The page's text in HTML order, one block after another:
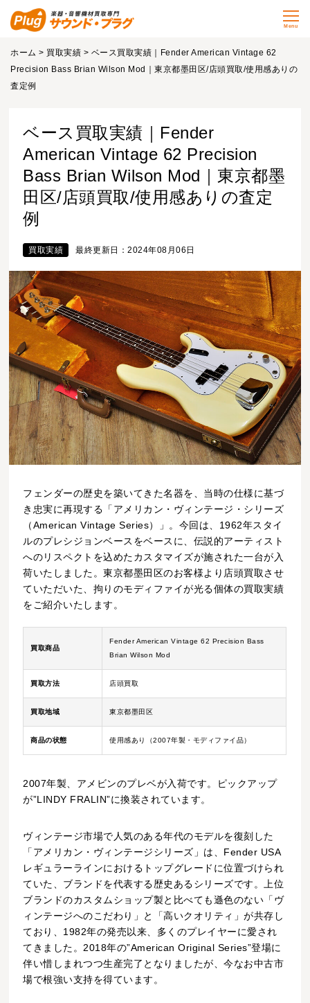
Menu
ホーム > 買取実績 > ベース買取実績｜Fender American Vintage 62
Precision Bass Brian Wilson Mod｜東京都墨田区/店頭買取/使用感ありの
査定例
ベース買取実績｜Fender
American Vintage 62 Precision
Bass Brian Wilson Mod｜東京都墨
田区/店頭買取/使用感ありの査定
例
買取実績 最終更新日：2024年08月06日
フェンダーの歴史を築いてきた名器を、当時の仕様に基づ
き忠実に再現する「アメリカン・ヴィンテージ・シリーズ
（American Vintage Series）」。今回は、1962年スタイ
ルのプレシジョンベースをベースに、伝説的アーティスト
へのリスペクトを込めたカスタマイズが施された一台が入
荷いたしました。東京都墨田区のお客様より店頭買取させ
ていただいた、拘りのモディファイが光る個体の買取実績
をご紹介いたします。
買取商品
Fender American Vintage 62 Precision Bass
Brian Wilson Mod
買取方法 店頭買取
買取地域 東京都墨田区
商品の状態 使用感あり（2007年製・モディファイ品）
2007年製、アメビンのプレベが入荷です。ピックアップ
が”LINDY FRALIN”に換装されています。
ヴィンテージ市場で人気のある年代のモデルを復刻した
「アメリカン・ヴィンテージシリーズ」は、Fender USA
レギュラーラインにおけるトップグレードに位置づけられ
ていた、ブランドを代表する歴史あるシリーズです。上位
ブランドのカスタムショップ製と比べても遜色のない「ヴ
ィンテージへのこだわり」と「高いクオリティ」が共存し
ており、1982年の発売以来、多くのプレイヤーに愛され
てきました。2018年の”American Original Series”登場に
伴い惜しまれつつ生産完了となりましたが、今なお中古市
場で根強い支持を得ています。